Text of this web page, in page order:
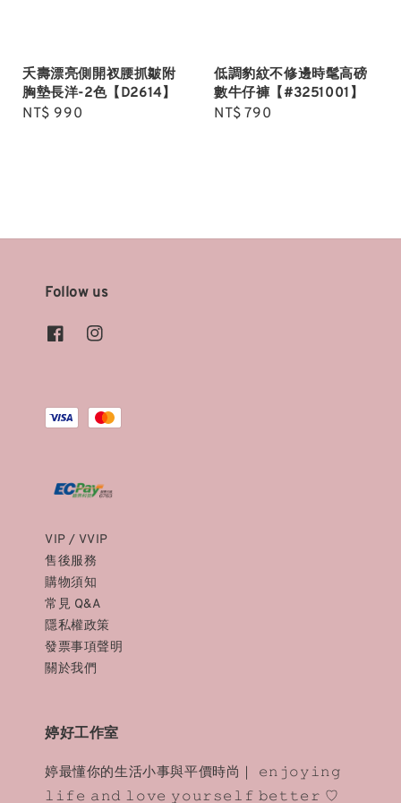
夭壽漂亮側開衩腰抓皺附
胸墊長洋-2色【D2614】
Regular
NT$ 990
低調豹紋不修邊時髦高磅
數牛仔褲【#3251001】
Regular
NT$ 790
Follow us
VIP / VVIP
售後服務
購物須知
常見 Q&A
隱私權政策
發票事項聲明
關於我們
婷好工作室
婷最懂你的生活小事與平價時尚｜ 𝚎𝚗𝚓𝚘𝚢𝚒𝚗𝚐
𝚕𝚒𝚏𝚎 𝚊𝚗𝚍 𝚕𝚘𝚟𝚎 𝚢𝚘𝚞𝚛𝚜𝚎𝚕𝚏 𝚋𝚎𝚝𝚝𝚎𝚛 ♡